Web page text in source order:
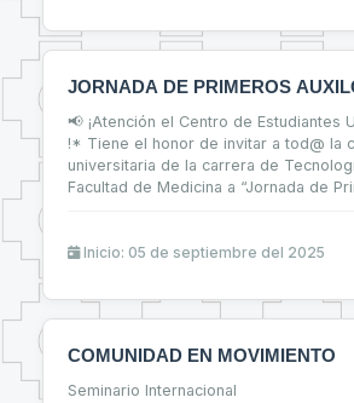
JORNADA DE PRIMEROS
📢 ¡Atención el Centro de Estudiantes
!* Tiene el honor de invitar a tod@ la
universitaria de la carrera de
Facultad de Medicina a “Jornada de
Inicio: 05 de septiembre del 2025
COMUNIDAD EN MOVIMIENTO
Seminario Internacional